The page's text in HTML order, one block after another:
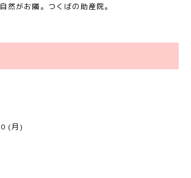
自然がお隣。つくばの助産院。
(月)